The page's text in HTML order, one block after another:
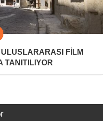
FİLM
TANITILIYOR